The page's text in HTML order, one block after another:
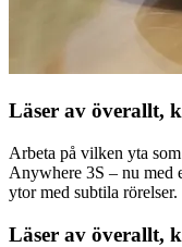
Läser av överallt,
Arbeta på vilken yta
Anywhere 3S – nu med
ytor med subtila rörelser.
Läser av överallt,